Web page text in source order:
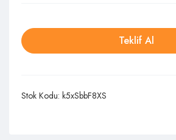
Teklif Al
Stok Kodu: k5xSbbF8XS